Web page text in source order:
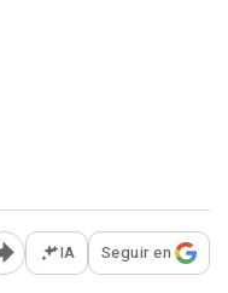
Abrir opciones para
IA Seguir en